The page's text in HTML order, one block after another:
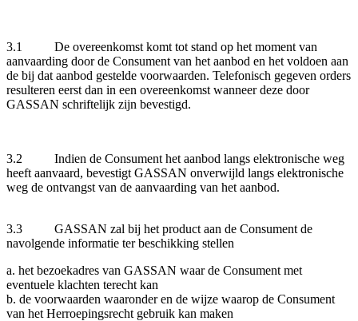
3.1 De overeenkomst komt tot stand op het moment van
aanvaarding door de Consument van het aanbod en het voldoen aan
de bij dat aanbod gestelde voorwaarden. Telefonisch gegeven orders
resulteren eerst dan in een overeenkomst wanneer deze door
GASSAN schriftelijk zijn bevestigd.
3.2 Indien de Consument het aanbod langs elektronische weg
heeft aanvaard, bevestigt GASSAN onverwijld langs elektronische
weg de ontvangst van de aanvaarding van het aanbod.
3.3 GASSAN zal bij het product aan de Consument de
navolgende informatie ter beschikking stellen
a. het bezoekadres van GASSAN waar de Consument met
eventuele klachten terecht kan
b. de voorwaarden waaronder en de wijze waarop de Consument
van het Herroepingsrecht gebruik kan maken